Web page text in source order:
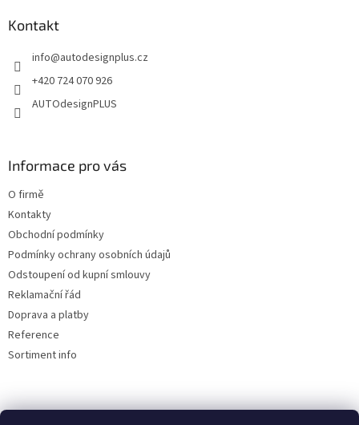
Kontakt
info@autodesignplus.cz
+420 724 070 926
AUTOdesignPLUS
Informace pro vás
O firmě
Kontakty
Obchodní podmínky
Podmínky ochrany osobních údajů
Odstoupení od kupní smlouvy
Reklamační řád
Doprava a platby
Reference
Sortiment info